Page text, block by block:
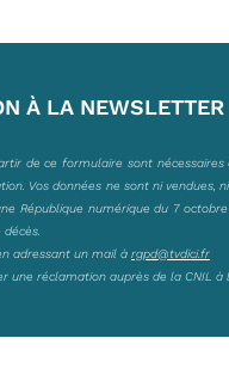
À LA NEWSLETTER
de ce formulaire sont
Vos données ne sont ni
République numérique du 7
adressant un mail à rgpd@tvdici.fr
une réclamation auprès de la CNIL à